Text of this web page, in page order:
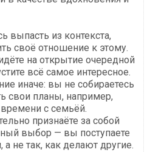
выпасть из контекста,
своё отношение к этому.
на открытие очередной
всё самое интересное.
иначе: вы не собираетесь
свои планы, например,
с семьёй.
признаёте за собой
выбор — вы поступаете
не так, как делают другие.